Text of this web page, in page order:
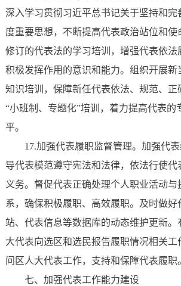
深入学习贯彻习近平总书记关于坚持和完
度重要思想，不断提高代表政治站位和使
修订的代表法的学习培训，增强代表依法
积极发挥作用的意识和能力。组织开展新
知识培训，保障新任代表依法、规范、正
“小班制、专题化”培训，着力提高代表的
平。
17.加强代表履职监督管理。加强代表
导代表模范遵守宪法和法律，依法行使代
义务。督促代表正确处理个人职业活动与
系，确保积极履职、高效履职。及时做好
站、代表信息等数据库的动态维护更新。
大代表向选区和选民报告履职情况相关工
问区人大代表工作，支持和保障代表履职
七、加强代表工作能力建设